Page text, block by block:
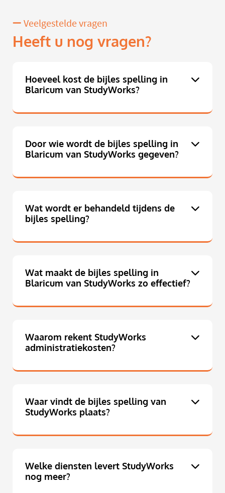
Veelgestelde vragen
Heeft u nog vragen?
Hoeveel kost de bijles spelling in
Blaricum van StudyWorks?
Door wie wordt de bijles spelling in
Blaricum van StudyWorks gegeven?
Wat wordt er behandeld tijdens de
bijles spelling?
Wat maakt de bijles spelling in
Blaricum van StudyWorks zo effectief?
Waarom rekent StudyWorks
administratiekosten?
Waar vindt de bijles spelling van
StudyWorks plaats?
Welke diensten levert StudyWorks
nog meer?